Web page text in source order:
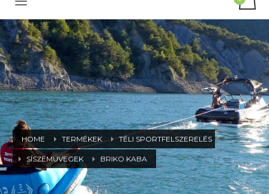
HOME TERMÉKEK TÉLI SPORTFELSZERELÉS
SÍSZEMÜVEGEK BRIKO KABA